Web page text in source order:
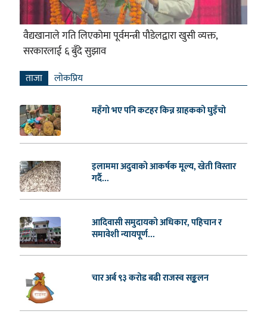
वैद्यखानाले गति लिएकोमा पूर्वमन्त्री पौडेलद्वारा खुसी व्यक्त,
सरकारलाई ६ बुँदे सुझाव
ताजा लाेकप्रिय
महँगो भए पनि कटहर किन्न ग्राहकको घुइँचो
इलाममा अदुवाको आकर्षक मूल्य, खेती विस्तार
गर्दै...
आदिवासी समुदायको अधिकार, पहिचान र
समावेशी न्यायपूर्ण...
चार अर्ब ९३ करोड बढी राजस्व सङ्कलन